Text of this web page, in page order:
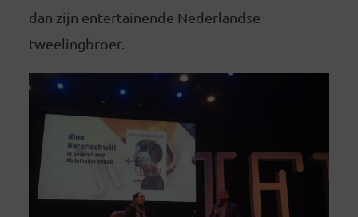
dan zijn entertainende Nederlandse
tweelingbroer.